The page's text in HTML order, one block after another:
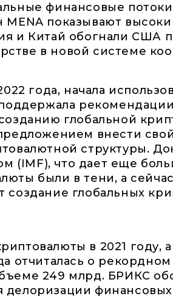
финансовые
MENA показывают
и Китай обогнали США
в новой системе
года, начала
глобальной
внести
структуры.
что дает еще
были в тени, а
создание глобальных
в 2021 году,
отчиталась о
249 млрд. БРИКС
финансовых